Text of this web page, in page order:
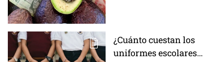
¿Cuánto cuestan los
uniformes escolares